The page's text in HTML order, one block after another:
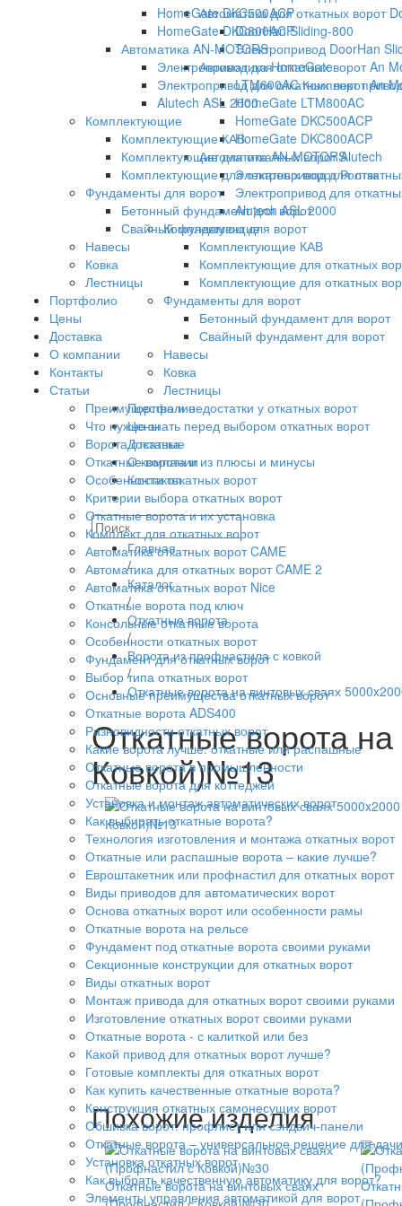
Автоматика для откатных ворот
DoorHan Sliding-800
Электропривод DoorHan
Автоматика HomeGate
LTM600AC Комплект
HomeGate LTM800AC
HomeGate DKC500ACP
HomeGate DKC800ACP
Автоматика AN-MOTORS
Электропривод для
Электропривод для
Alutech ASL 2000
Комплектующие
Комплектующие КАВ
Комплектующие для откатных
Комплектующие для откатных
Фундаменты для ворот
Бетонный фундамент для ворот
Свайный фундамент для ворот
Навесы
Ковка
Лестницы
Портфолио
Цены
Доставка
О компании
Контакты
HomeGate DKC500ACP
HomeGate DKC800ACP
Автоматика AN-MOTORS
Электропривод для откатных ворот An
Электропривод для откатных ворот An
Alutech ASL 2000
Комплектующие
Комплектующие КАВ
Комплектующие для откатных ворот Alutech
Комплектующие для откатных ворот Ролтэк
Фундаменты для ворот
Бетонный фундамент для ворот
Свайный фундамент для ворот
Навесы
Ковка
Лестницы
Портфолио
Цены
Доставка
О компании
Контакты
Статьи
Преимущества и недостатки у откатных ворот
Что нужно знать перед выбором откатных ворот
Ворота откатные
Откатные ворота и из плюсы и минусы
Особенности откатных ворот
Критерии выбора откатных ворот
Откатные ворота и их установка
Комплект для откатных ворот
Автоматика откатных ворот CAME
Автоматика для откатных ворот CAME 2
Автоматика откатных ворот Nice
Откатные ворота под ключ
Консольные откатные ворота
Особенности откатных ворот
Фундамент для откатных ворот
Выбор типа откатных ворот
Основные преимущества откатных ворот
Откатные ворота ADS400
Разновидности откатных ворот
Какие ворота лучше: откатные или распашные
Откатные ворота в промышленности
Откатные ворота для коттеджей
Установка и монтаж автоматических ворот
Как выбирать откатные ворота?
Технология изготовления и монтажа откатных ворот
Откатные или распашные ворота – какие лучше?
Евроштакетник или профнастил для откатных ворот
Виды приводов для автоматических ворот
Основа откатных ворот или особенности рамы
Откатные ворота на рельсе
Фундамент под откатные ворота своими руками
Секционные конструкции для откатных ворот
Виды откатных ворот
Монтаж привода для откатных ворот своими руками
Изготовление откатных ворот своими руками
Откатные ворота - с калиткой или без
Какой привод для откатных ворот лучше?
Готовые комплекты для откатных ворот
Как купить качественные откатные ворота?
Конструкция откатных самонесущих ворот
Обшивка ворот: профлист или сэндвич-панели
Откатные ворота – универсальное решение для дачи
Установка откатных ворот
Как выбрать качественную автоматику для ворот?
Элементы управления автоматикой для ворот
Главная
/
Каталог
/
Откатные ворота
/
Ворота из профнастила с ковкой
/
Откатные ворота на винтовых сваях
Откатные ворота
Ковкой)№13
Похожие изделия
Откатные ворота на винтовых сваях